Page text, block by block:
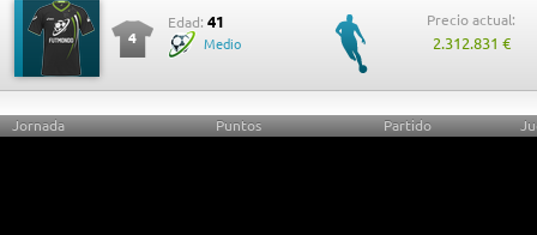
4
Edad: 41
Medio
Precio actual:
2.312.831 €
Jornada Puntos Partido